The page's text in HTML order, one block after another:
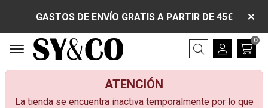
GASTOS DE ENVÍO GRATIS A PARTIR DE 45€
Buscar
0
ATENCIÓN
La tienda se encuentra inactiva temporalmente por lo que